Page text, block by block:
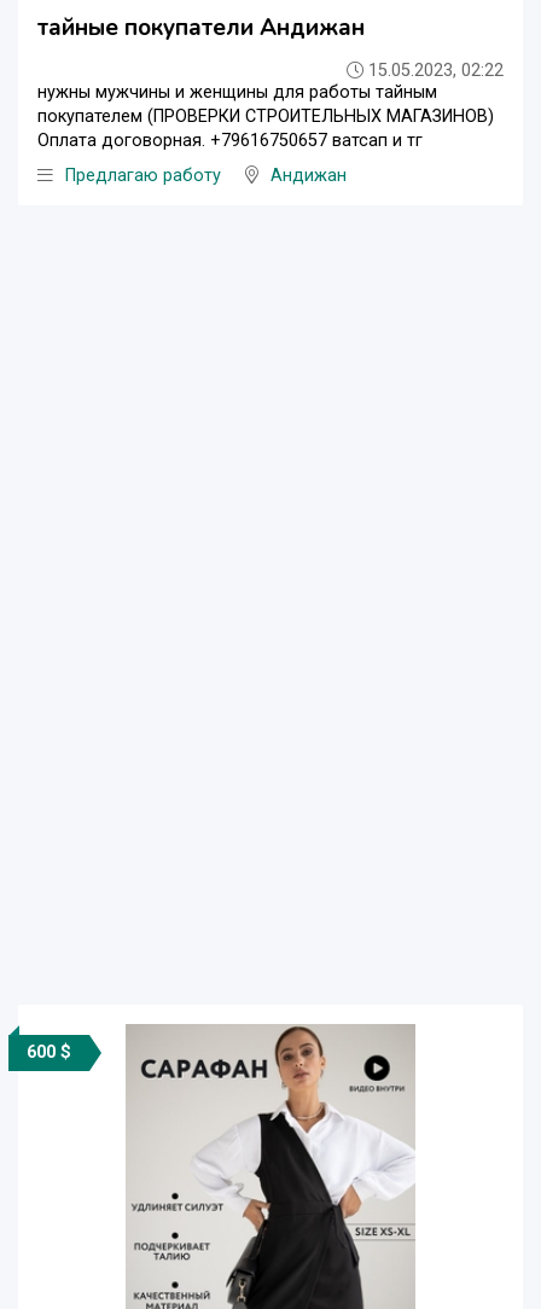
тайные покупатели Андижан
15.05.2023, 02:22
нужны мужчины и женщины для работы тайным
покупателем (ПРОВЕРКИ СТРОИТЕЛЬНЫХ МАГАЗИНОВ)
Оплата договорная. +79616750657 ватсап и тг
Предлагаю работу
Андижан
600 $